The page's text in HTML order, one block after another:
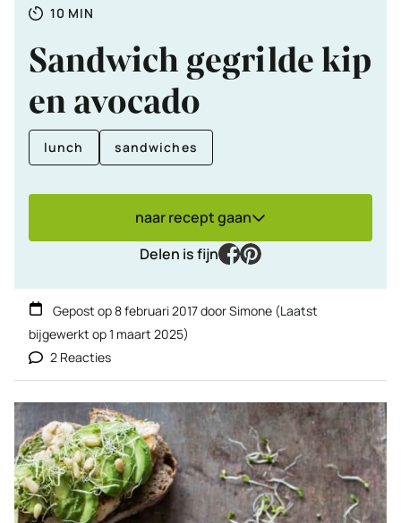
Totale
10 MINUTEN
MIN
Sandwich gegrilde kip
en avocado
lunch sandwiches
naar recept gaan
Delen is fijn
facebook
pinterest
Gepost op8 februari 2017doorSimone (Laatst
bijgewerkt op1 maart 2025)
2 Reacties